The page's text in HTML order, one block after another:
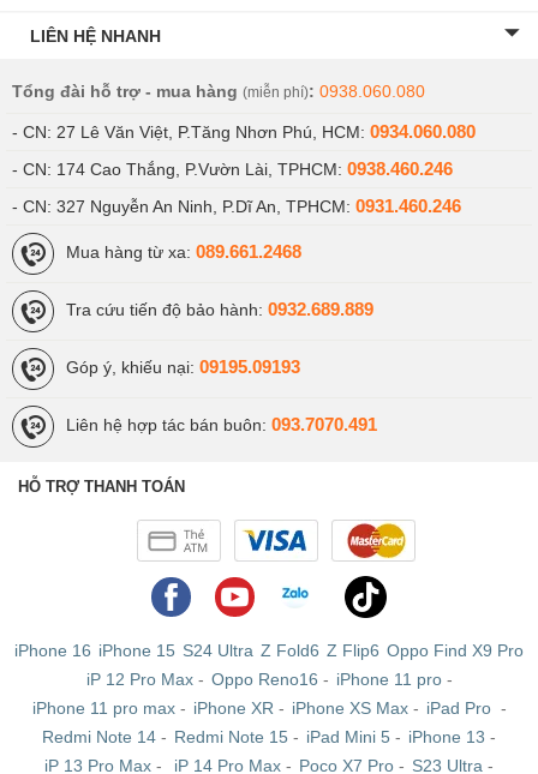
LIÊN HỆ NHANH
Tổng đài hỗ trợ - mua hàng (miễn phí): 0938.060.080
- CN: 27 Lê Văn Việt, P.Tăng Nhơn Phú, HCM: 0934.060.080
- CN: 174 Cao Thắng, P.Vườn Lài, TPHCM: 0938.460.246
- CN: 327 Nguyễn An Ninh, P.Dĩ An, TPHCM: 0931.460.246
Mua hàng từ xa: 089.661.2468
Tra cứu tiến độ bảo hành: 0932.689.889
Góp ý, khiếu nại: 09195.09193
Liên hệ hợp tác bán buôn: 093.7070.491
HỖ TRỢ THANH TOÁN
iPhone 16 iPhone 15 S24 Ultra Z Fold6 Z Flip6 Oppo Find X9 Pro
iP 12 Pro Max- Oppo Reno16 - iPhone 11 pro-
iPhone 11 pro max- iPhone XR- iPhone XS Max- iPad Pro -
Redmi Note 14 - Redmi Note 15 - iPad Mini 5 - iPhone 13 -
iP 13 Pro Max - iP 14 Pro Max - Poco X7 Pro - S23 Ultra -